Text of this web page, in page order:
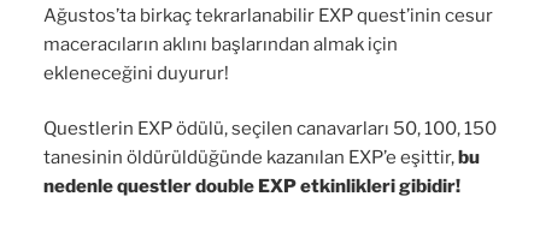
Ağustos’ta birkaç tekrarlanabilir EXP quest’inin cesur
maceracıların aklını başlarından almak için
ekleneceğini duyurur!
Questlerin EXP ödülü, seçilen canavarları 50, 100, 150
tanesinin öldürüldüğünde kazanılan EXP’e eşittir,bu
nedenle questler double EXP etkinlikleri gibidir!